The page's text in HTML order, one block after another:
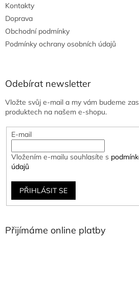
Kontakty
Doprava
Obchodní podmínky
Podmínky ochrany osobních údajů
Odebírat newsletter
Vložte svůj e-mail a my vám budeme
produktech na našem e-shopu.
E-mail
Vložením e-mailu souhlasíte s
údajů
PŘIHLÁSIT SE
Přijímáme online platby